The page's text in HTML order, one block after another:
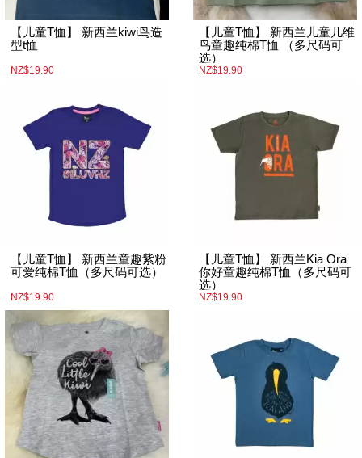
【儿童T恤】 新西兰kiwi鸟造
型t恤
NZ$19.90
【儿童T恤】 新西兰儿童几维
鸟童趣纯棉T恤 （多尺码可
选）
NZ$19.90
【儿童T恤】 新西兰童趣紫粉
可爱纯棉T恤（多尺码可选）
NZ$19.90
【儿童T恤】 新西兰Kia Ora
你好童趣纯棉T恤（多尺码可
选）
NZ$19.90